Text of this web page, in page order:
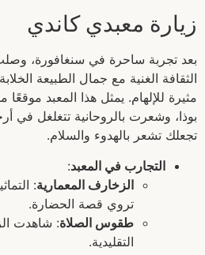
زيارة معبدي كاندي
بعد تجربة ساحرة في سنغافورة،
الثقافة الغنية مع جمال الطبيعة
مثيرة للإلهام. يمثل هذا المعبد
بوذا، وشعرت بالروحانية تتغلغل في
تجعلك تشعر بالهدوء والسلام.
التجارب في المعبد:
الزخارف المعمارية:
تروي قصة الحضارة.
طقوس الصلاة: شاهدت
التقليدية.